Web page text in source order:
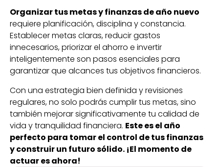
Organizar tus metas y finanzas de año nuevo
requiere planificación, disciplina y constancia.
Establecer metas claras, reducir gastos
innecesarios, priorizar el ahorro e invertir
inteligentemente son pasos esenciales para
garantizar que alcances tus objetivos financieros.
Con una estrategia bien definida y revisiones
regulares, no solo podrás cumplir tus metas, sino
también mejorar significativamente tu calidad de
vida y tranquilidad financiera. Este es el año
perfecto para tomar el control de tus finanzas
y construir un futuro sólido. ¡El momento de
actuar es ahora!